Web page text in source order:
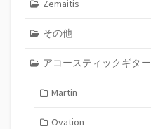
Zemaitis
その他
アコースティックギター
Martin
Ovation